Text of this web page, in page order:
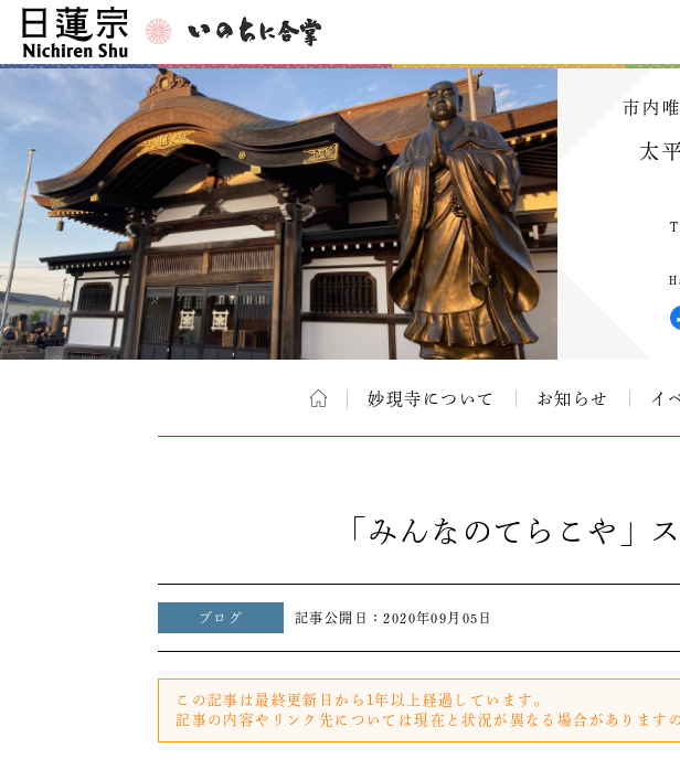
市内
太
妙現寺について お知らせ イ
「みんなのてらこや」
ブログ 記事公開日：2020年09月05日
この記事は最終更新日から1年以上経過しています。
記事の内容やリンク先については現在と状況が異なる場合があります